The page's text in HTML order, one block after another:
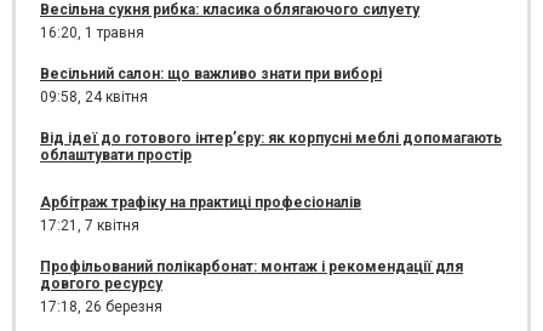
Весільна сукня рибка: класика облягаючого силуету
16:20, 1 травня
Весільний салон: що важливо знати при виборі
09:58, 24 квітня
Від ідеї до готового інтер’єру: як корпусні меблі допомагають
облаштувати простір
Арбітраж трафіку на практиці професіоналів
17:21, 7 квітня
Профільований полікарбонат: монтаж і рекомендації для
довгого ресурсу
17:18, 26 березня